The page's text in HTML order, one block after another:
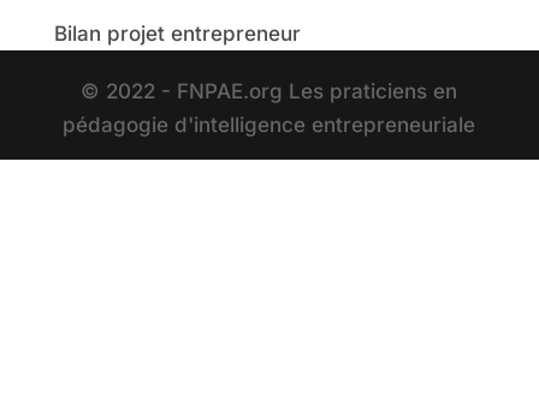
Bilan projet entrepreneur
© 2022 - FNPAE.org Les praticiens en
pédagogie d'intelligence entrepreneuriale